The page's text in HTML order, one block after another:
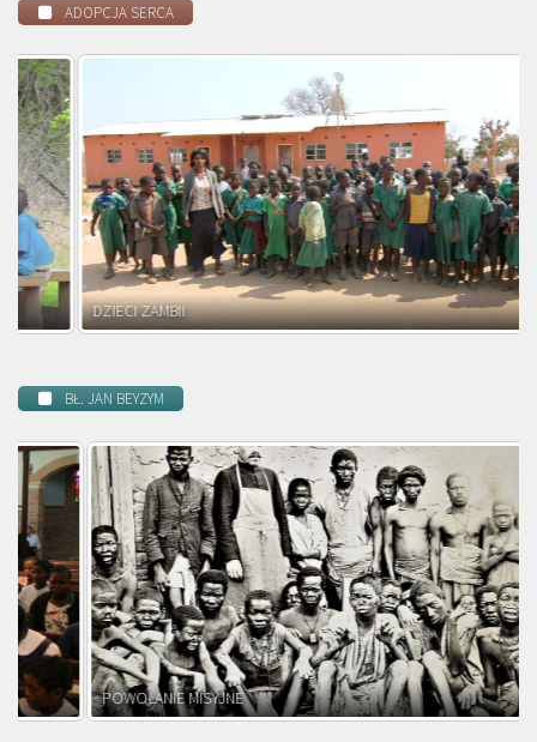
ADOPCJA SERCA
DZIECI ZAMBII
BŁ. JAN BEYZYM
POWOŁANIE MISYJNE